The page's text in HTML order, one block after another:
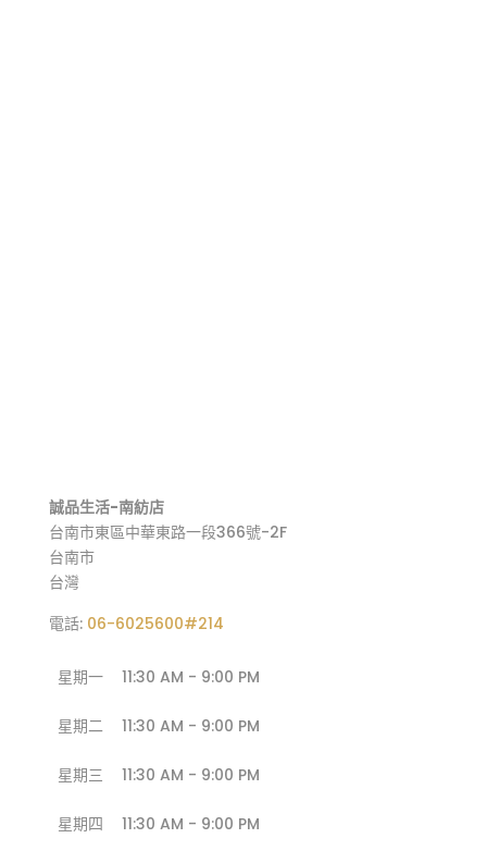
誠品生活-南紡店
台南市東區中華東路一段366號-2F
台南市
台灣
電話: 06-6025600#214
星期一 11:30 AM - 9:00 PM
星期二 11:30 AM - 9:00 PM
星期三 11:30 AM - 9:00 PM
星期四 11:30 AM - 9:00 PM